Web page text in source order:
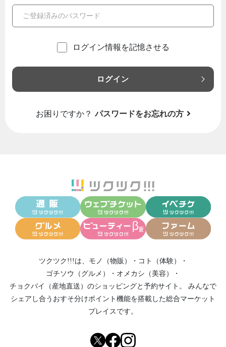
ログイン情報を記憶させる
ログイン
お困りですか？ パスワードをお忘れの方
ツクツク!!!は、 モノ（物販） ・ コト（体験）
・
ゴチソウ（グルメ）
・ オメカシ（美容）
・
チョクバイ（産地直送） のショッピングと予約サイト。
みんなで
シェアし合う おすそ分けポイント機能を搭載した総合マーケット
プレイスです。